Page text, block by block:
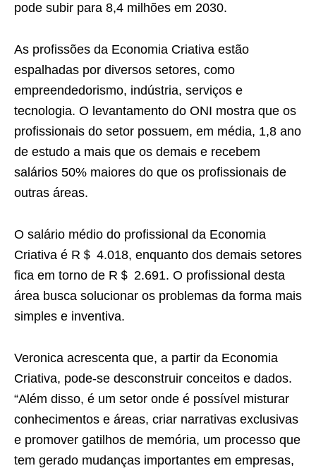
pode subir para 8,4 milhões em 2030.
As profissões da Economia Criativa estão
espalhadas por diversos setores, como
empreendedorismo, indústria, serviços e
tecnologia. O levantamento do ONI mostra que os
profissionais do setor possuem, em média, 1,8 ano
de estudo a mais que os demais e recebem
salários 50% maiores do que os profissionais de
outras áreas.
O salário médio do profissional da Economia
Criativa é R＄ 4.018, enquanto dos demais setores
fica em torno de R＄ 2.691. O profissional desta
área busca solucionar os problemas da forma mais
simples e inventiva.
Veronica acrescenta que, a partir da Economia
Criativa, pode-se desconstruir conceitos e dados.
“Além disso, é um setor onde é possível misturar
conhecimentos e áreas, criar narrativas exclusivas
e promover gatilhos de memória, um processo que
tem gerado mudanças importantes em empresas,